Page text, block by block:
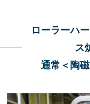
ローラーハ
ス
通常＜陶